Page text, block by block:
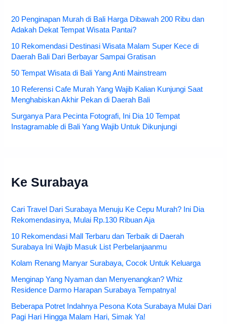
20 Penginapan Murah di Bali Harga Dibawah 200 Ribu dan
Adakah Dekat Tempat Wisata Pantai?
10 Rekomendasi Destinasi Wisata Malam Super Kece di
Daerah Bali Dari Berbayar Sampai Gratisan
50 Tempat Wisata di Bali Yang Anti Mainstream
10 Referensi Cafe Murah Yang Wajib Kalian Kunjungi Saat
Menghabiskan Akhir Pekan di Daerah Bali
Surganya Para Pecinta Fotografi, Ini Dia 10 Tempat
Instagramable di Bali Yang Wajib Untuk Dikunjungi
Ke Surabaya
Cari Travel Dari Surabaya Menuju Ke Cepu Murah? Ini Dia
Rekomendasinya, Mulai Rp.130 Ribuan Aja
10 Rekomendasi Mall Terbaru dan Terbaik di Daerah
Surabaya Ini Wajib Masuk List Perbelanjaanmu
Kolam Renang Manyar Surabaya, Cocok Untuk Keluarga
Menginap Yang Nyaman dan Menyenangkan? Whiz
Residence Darmo Harapan Surabaya Tempatnya!
Beberapa Potret Indahnya Pesona Kota Surabaya Mulai Dari
Pagi Hari Hingga Malam Hari, Simak Ya!